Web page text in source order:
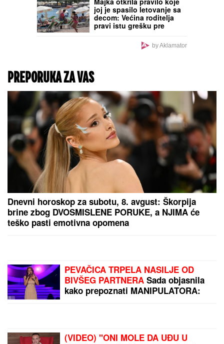
HITNO SE OGLASIO
PARTIZAN!Svaki navijač
crno-belih ovo mora da
pročita pred meč sa
Tobolom!
"JEŽIM SE OD TOGA"
Majka otkrila pravilo koje